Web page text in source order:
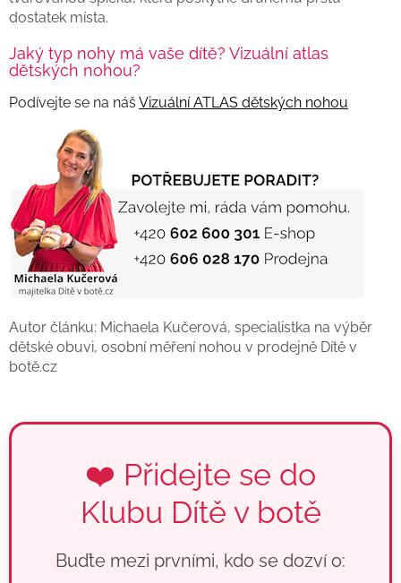
dostatek místa.
Jaký typ nohy má vaše dítě? Vizuální atlas
dětských nohou?
Podívejte se na náš Vizuální ATLAS dětských nohou
Autor článku: Michaela Kučerová, specialistka na výběr
dětské obuvi, osobní měření nohou v prodejně Dítě v
botě.cz
❤️ Přidejte se do
Klubu Dítě v botě
Buďte mezi prvními, kdo se dozví o: